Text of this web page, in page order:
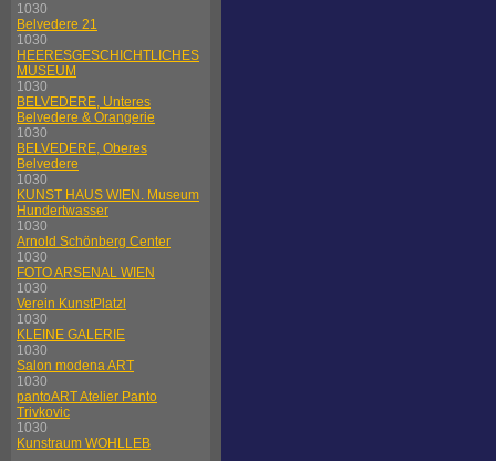
1030
Belvedere 21
1030
HEERESGESCHICHTLICHES
MUSEUM
1030
BELVEDERE, Unteres
Belvedere & Orangerie
1030
BELVEDERE, Oberes
Belvedere
1030
KUNST HAUS WIEN. Museum
Hundertwasser
1030
Arnold Schönberg Center
1030
FOTO ARSENAL WIEN
1030
Verein KunstPlatzl
1030
KLEINE GALERIE
1030
Salon modena ART
1030
pantoART Atelier Panto
Trivkovic
1030
Kunstraum WOHLLEB